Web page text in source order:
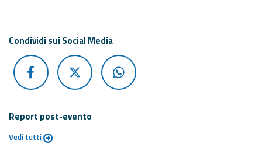
Il progetto
Allerta
Meteo
Emilia-
Romagna
Contatti
Condividi sui Social Media
Report post-evento
Vedi tutti